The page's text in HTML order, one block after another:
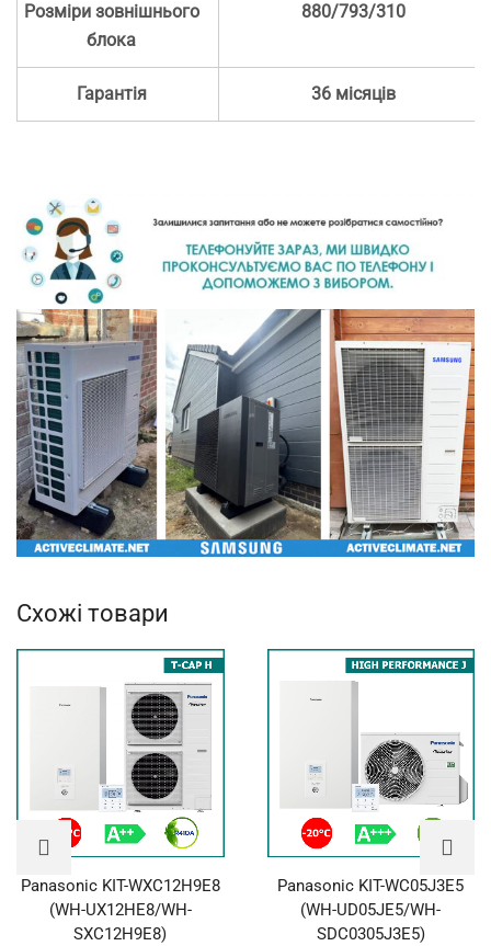
Розміри зовнішнього
блока
880/793/310
Гарантія 36 місяців
Схожі товари
Panasonic KIT-WXC12H9E8
(WH-UX12HE8/WH-
SXC12H9E8)
Panasonic KIT-WC05J3E5
(WH-UD05JE5/WH-
SDC0305J3E5)